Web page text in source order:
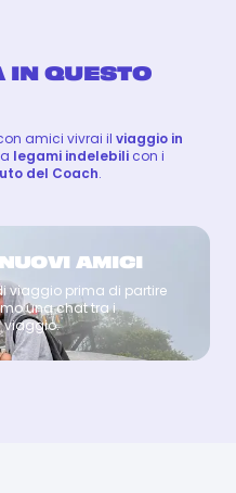
IN QUESTO
amici vivrai il viaggio in
legami indelebili con i
del Coach.
AMICI
viaggio prima di partire
una chat tra i
viaggio.